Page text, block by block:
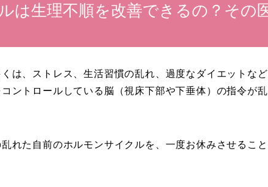
は生理不順を改善できるの？その
は、ストレス、生活習慣の乱れ、過度なダイエットな
ントロールしている脳（視床下部や下垂体）の指令が
乱れた自前のホルモンサイクルを、一度お休みさせるこ